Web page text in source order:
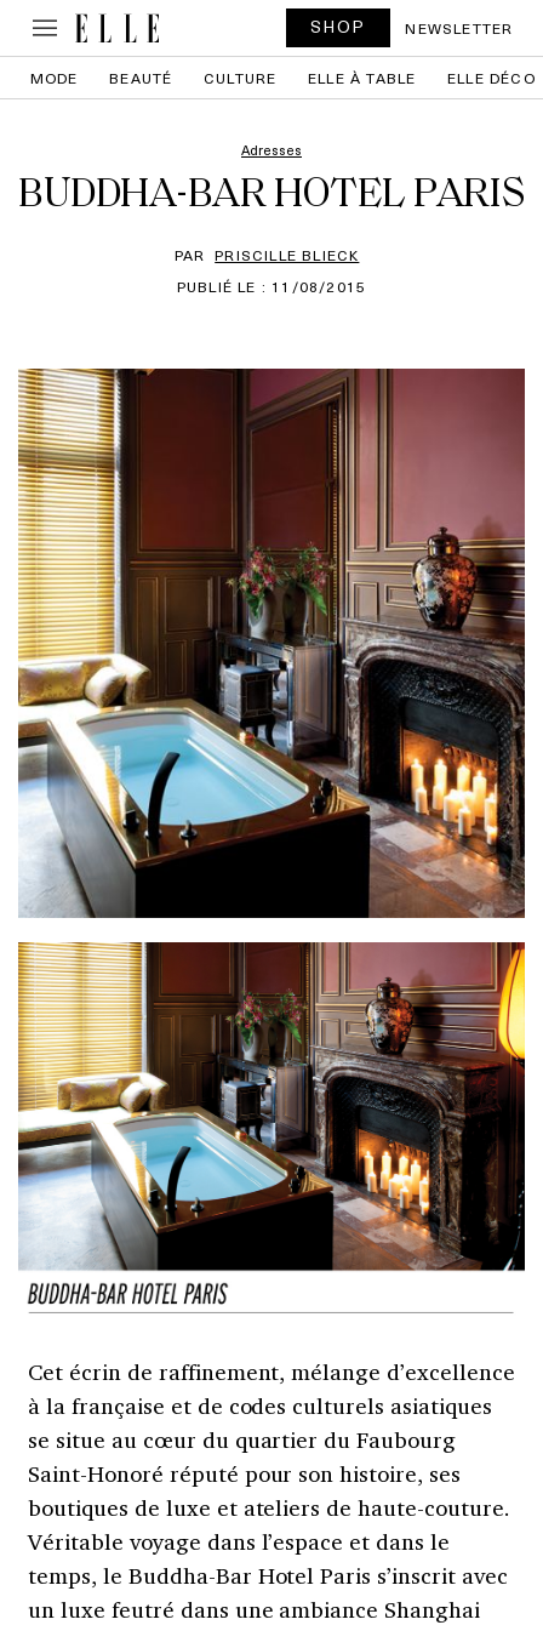
SHOP NEWSLETTER
MODE BEAUTÉ CULTURE ELLE À TABLE ELLE DÉCO
Adresses
BUDDHA-BAR HOTEL PARIS
PAR PRISCILLE BLIECK
PUBLIÉ LE : 11/08/2015
Cet écrin de raffinement, mélange d’excellence
à la française et de codes culturels asiatiques
se situe au cœur du quartier du Faubourg
Saint-Honoré réputé pour son histoire, ses
boutiques de luxe et ateliers de haute-couture.
Véritable voyage dans l’espace et dans le
temps, le Buddha-Bar Hotel Paris s’inscrit avec
un luxe feutré dans une ambiance Shanghai